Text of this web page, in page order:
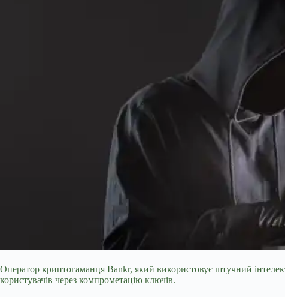
Оператор криптогаманця Bankr, який використовує штучний
користувачів через компрометацію ключів.